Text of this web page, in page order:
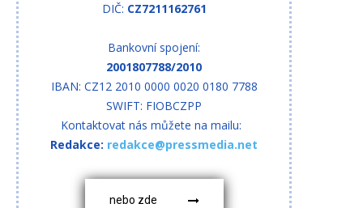
DIČ: CZ7211162761
Bankovní spojení:
2001807788/2010
IBAN: CZ12 2010 0000 0020 0180 7788
SWIFT: FIOBCZPP
Kontaktovat nás můžete na mailu:
Redakce: redakce@pressmedia.net
nebo zde